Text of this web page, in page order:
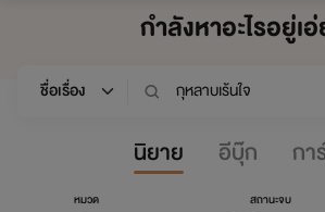
กำลังหาอะไรอยู่เ
นิยาย อีบุ๊ก กา
หมวด สถานะจบ